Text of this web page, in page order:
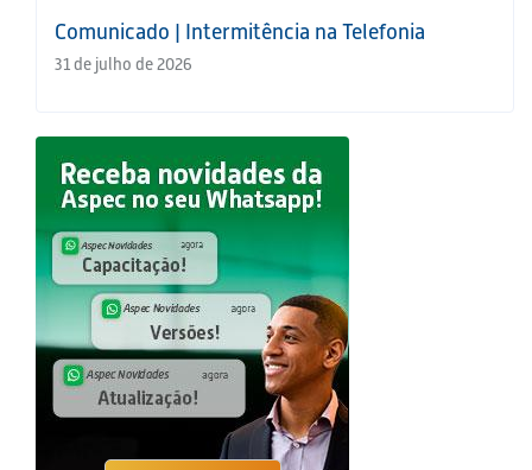
Comunicado | Intermitência na Telefonia
31 de julho de 2026